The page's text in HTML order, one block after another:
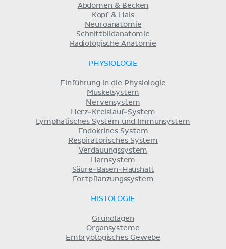
Abdomen & Becken
Kopf & Hals
Neuroanatomie
Schnittbildanatomie
Radiologische Anatomie
PHYSIOLOGIE
Einführung in die Physiologie
Muskelsystem
Nervensystem
Herz-Kreislauf-System
Lymphatisches System und Immunsystem
Endokrines System
Respiratorisches System
Verdauungssystem
Harnsystem
Säure-Basen-Haushalt
Fortpflanzungssystem
HISTOLOGIE
Grundlagen
Organsysteme
Embryologisches Gewebe